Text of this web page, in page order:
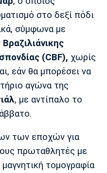
Πανσερραϊκός
Άρσεναλ
στο δεξί πόδι
σύμφωνα με
Βραζιλιάνικης
(CBF), χωρίς
εάν θα μπορέσει να
αγώνα της
, με αντίπαλο το
των εποχών για
πρωταθλητές με
τομογραφία